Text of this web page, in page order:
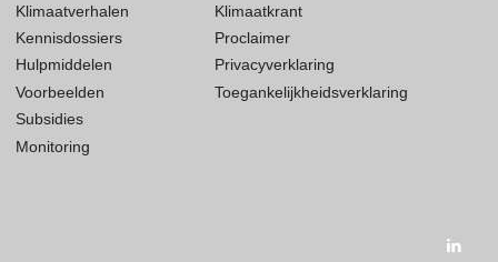
Klimaatverhalen
Kennisdossiers
Hulpmiddelen
Voorbeelden
Subsidies
Monitoring
Klimaatkrant
Proclaimer
Privacyverklaring
Toegankelijkheidsverklaring